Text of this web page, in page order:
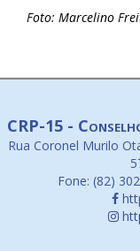
Foto: Marcelino
CRP-15 -
Rua Coronel Murilo
Fone: (82)